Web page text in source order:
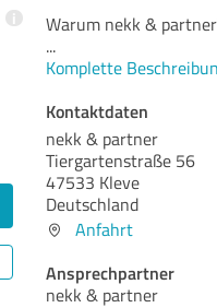
i
Warum nekk &
...
Komplette
Kontaktdaten
nekk & partner
Tiergartenstraße 56
47533 Kleve
Deutschland
Anfahrt
Ansprechpartner
nekk & partner